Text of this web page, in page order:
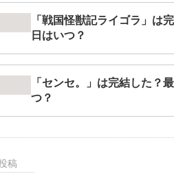
「戦国怪獣記ライゴラ」は
日はいつ？
「センセ。」は完結した？
つ？